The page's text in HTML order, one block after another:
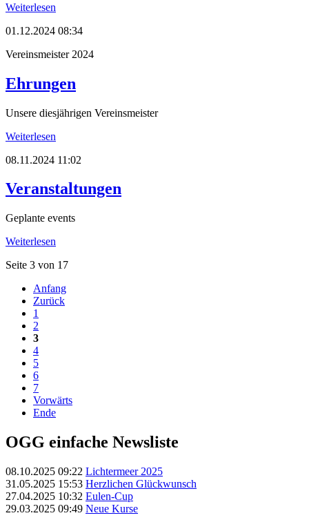
Weiterlesen
01.12.2024 08:34
Vereinsmeister 2024
Ehrungen
Unsere diesjährigen Vereinsmeister
Weiterlesen
08.11.2024 11:02
Veranstaltungen
Geplante events
Weiterlesen
Seite 3 von 17
Anfang
Zurück
1
2
3
4
5
6
7
Vorwärts
Ende
OGG einfache Newsliste
08.10.2025 09:22 Lichtermeer 2025
31.05.2025 15:53 Herzlichen Glückwunsch
27.04.2025 10:32 Eulen-Cup
29.03.2025 09:49 Neue Kurse